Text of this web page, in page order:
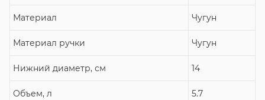
Материал Чугун
Материал ручки Чугун
Нижний диаметр, см 14
Объем, л 5.7